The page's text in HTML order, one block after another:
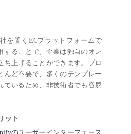
を置くECプラットフォームで
することで、企業は独自のオン
ち上げることができます。プロ
んど不要で、多くのテンプレー
ているため、非技術者でも容易
ット
のユーザーインターフェース